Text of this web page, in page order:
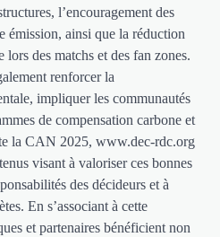
l’encouragement des
émission, ainsi que la réduction
lors des matchs et des fan zones.
renforcer la
impliquer les communautés
de compensation carbone et
la CAN 2025, www.dec-rdc.org
visant à valoriser ces bonnes
des décideurs et à
En s’associant à cette
et partenaires bénéficient non